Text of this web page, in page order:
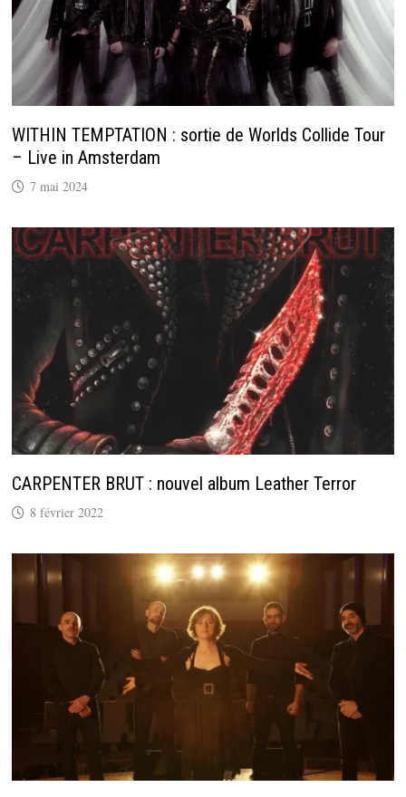
WITHIN TEMPTATION : sortie de Worlds Collide Tour
– Live in Amsterdam
7 mai 2024
CARPENTER BRUT : nouvel album Leather Terror
8 février 2022